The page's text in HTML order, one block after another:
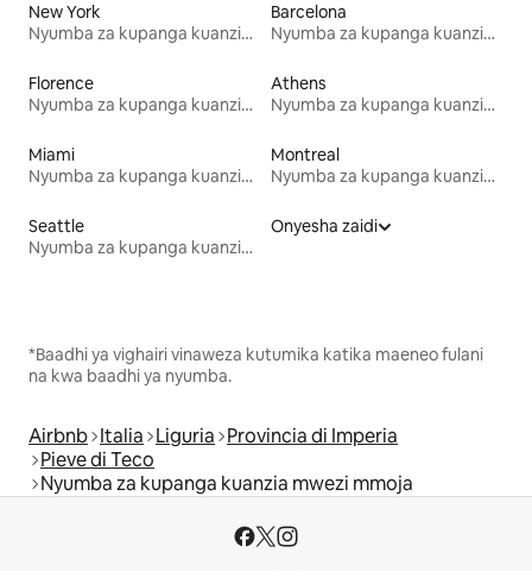
New York
Nyumba za kupanga kuanzia mwezi mmoja
Barcelona
Nyumba za kupanga kuanzia mwezi mmoja
Florence
Nyumba za kupanga kuanzia mwezi mmoja
Athens
Nyumba za kupanga kuanzia mwezi mmoja
Miami
Nyumba za kupanga kuanzia mwezi mmoja
Montreal
Nyumba za kupanga kuanzia mwezi mmoja
Seattle
Nyumba za kupanga kuanzia mwezi mmoja
Onyesha zaidi
*Baadhi ya vighairi vinaweza kutumika katika maeneo fulani
na kwa baadhi ya nyumba.
Airbnb Italia Liguria Provincia di Imperia
Pieve di Teco
Nyumba za kupanga kuanzia mwezi mmoja